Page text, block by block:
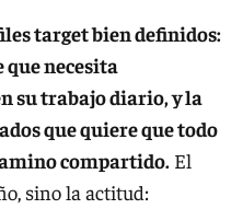
target bien definidos:
necesita
su trabajo diario, y la
que quiere que todo
compartido. El
sino la actitud: